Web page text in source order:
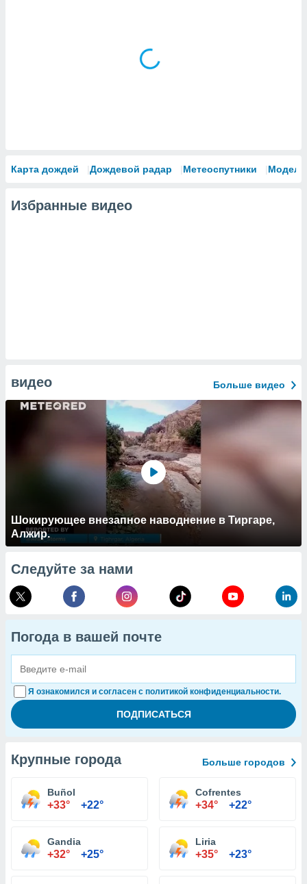
Карта дождей Дождевой радар Метеоспутники Модели
Избранные видео
видео Больше видео
Шокирующее внезапное наводнение в Тиргаре,
Алжир.
Следуйте за нами
Погода в вашей почте
Я ознакомился и согласен с политикой конфиденциальности.
Крупные города Больше городов
Buñol
+33° +22°
Cofrentes
+34° +22°
Gandia
+32° +25°
Liria
+35° +23°